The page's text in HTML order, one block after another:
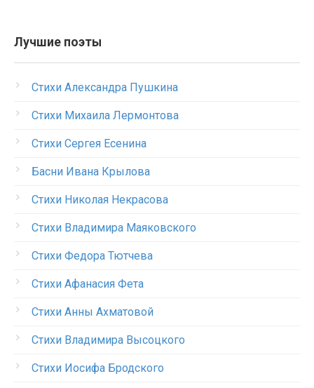
Лучшие поэты
Стихи Александра Пушкина
Стихи Михаила Лермонтова
Стихи Сергея Есенина
Басни Ивана Крылова
Стихи Николая Некрасова
Стихи Владимира Маяковского
Стихи Федора Тютчева
Стихи Афанасия Фета
Стихи Анны Ахматовой
Стихи Владимира Высоцкого
Стихи Иосифа Бродского